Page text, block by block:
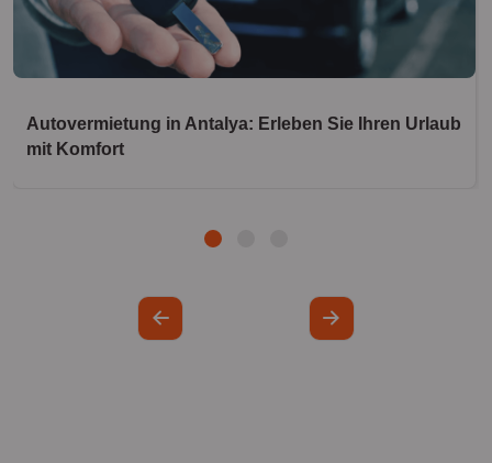
Autovermietung in Antalya: Erleben Sie Ihren Urlaub
mit Komfort